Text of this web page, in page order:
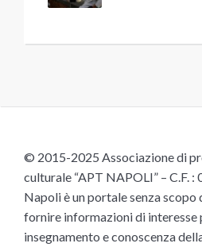
© 2015-2025 Associazione di
culturale “APT NAPOLI” – C.F.
Napoli è un portale senza scopo
fornire informazioni di
insegnamento e conoscenza